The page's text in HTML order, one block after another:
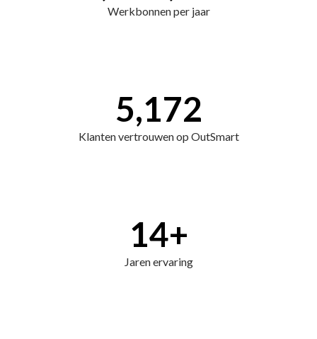
Werkbonnen per jaar
5,172
Klanten vertrouwen op OutSmart
14+
Jaren ervaring